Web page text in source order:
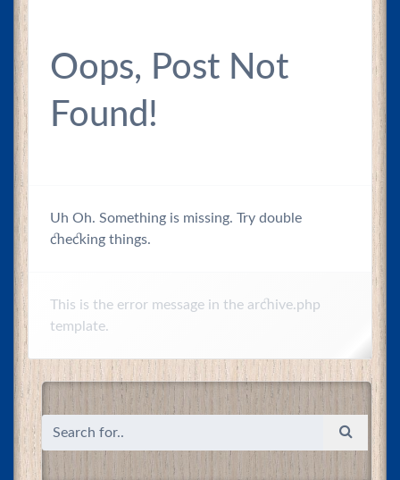
Oops, Post Not
Found!
Uh Oh. Something is missing. Try double
checking things.
This is the error message in the archive.php
template.